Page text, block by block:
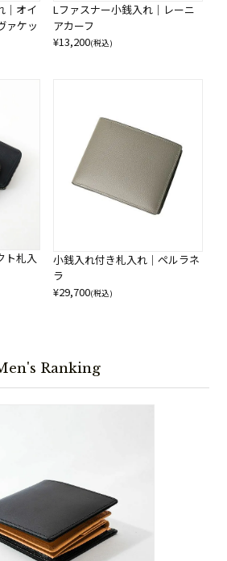
｜オイ
ァケッ
Lファスナー小銭入れ｜レーニ
アカーフ
¥13,200(税込)
ト札入
小銭入れ付き札入れ｜ペルラネ
ラ
¥29,700(税込)
Ranking